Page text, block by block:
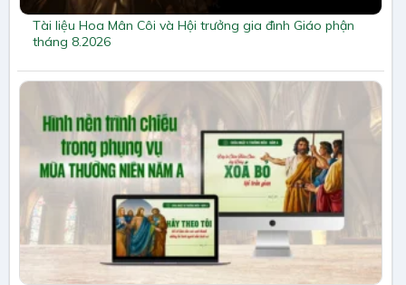
Tài liệu Hoa Mân Côi và Hội trưởng gia đình Giáo phận
tháng 8.2026